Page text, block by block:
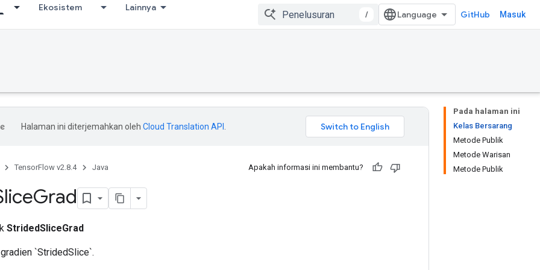
Ekosistem Lainnya
/ GitHub Masuk
Pada halaman ini
Kelas Bersarang
Metode Publik
Metode Warisan
Metode Publik
Halaman ini diterjemahkan oleh Cloud Translation API
TensorFlow v2.8.4 Java Apakah informasi ini membantu?
Grad
StridedSliceGrad
`StridedSlice`.